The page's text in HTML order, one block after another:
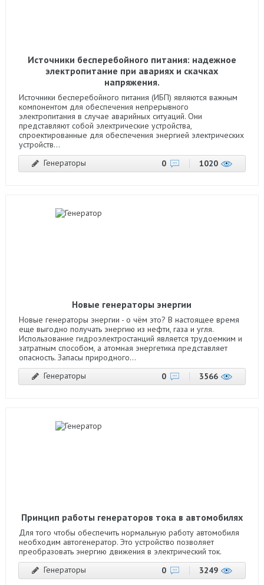
Источники бесперебойного питания: надежное
электропитание при авариях и скачках
напряжения.
Источники бесперебойного питания (ИБП) являются важным
компонентом для обеспечения непрерывного
электропитания в случае аварийных ситуаций. Они
представляют собой электрические устройства,
спроектированные для обеспечения энергией электрических
устройств...
Генераторы
0 1020
Новые генераторы энергии
Новые генераторы энергии - о чём это? В настоящее время
еще выгодно получать энергию из нефти, газа и угля.
Использование гидроэлектростанций является трудоемким и
затратным способом, а атомная энергетика представляет
опасность. Запасы природного...
Генераторы
0 3566
Принцип работы генераторов тока в автомобилях
Для того чтобы обеспечить нормальную работу автомобиля
необходим автогенератор. Это устройство позволяет
преобразовать энергию движения в электрический ток.
Генераторы
0 3249